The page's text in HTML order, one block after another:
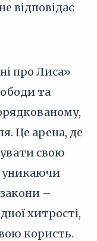
відповідає
про Лиса»
та
Це арена, де
свою
уникаючи
–
хитрості,
користь.